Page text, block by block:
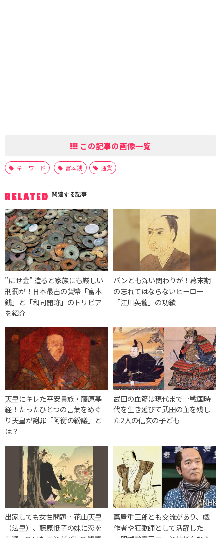
この記事の画像一覧
キーワード 富本銭 通貨
RELATED 関連する記事
”にせ金” 造ると家族にも厳しい
刑罰が！日本最古の貨幣「富本
銭」と「和同開珎」のトリビア
を紹介
パンとも深い関わりが！幕末期
の忘れてはならないヒーロー
「江川英龍」の功績
天皇にキレた平安貴族・藤原基
経！たったひとつの言葉をめぐ
り天皇が謝罪「阿衡の紛議」と
は？
武田の血筋は現代まで…戦国時
代を生き延びて武田の血を残し
た2人の信玄の子ども
出家しても女性問題…花山天皇
（法皇）、藤原忯子の妹に恋を
蔦屋重三郎とも交流があり、戯
作者や狂歌師として活躍した